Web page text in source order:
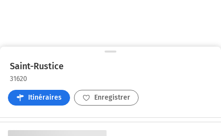
Saint-Rustice
31620
Itinéraires Enregistrer